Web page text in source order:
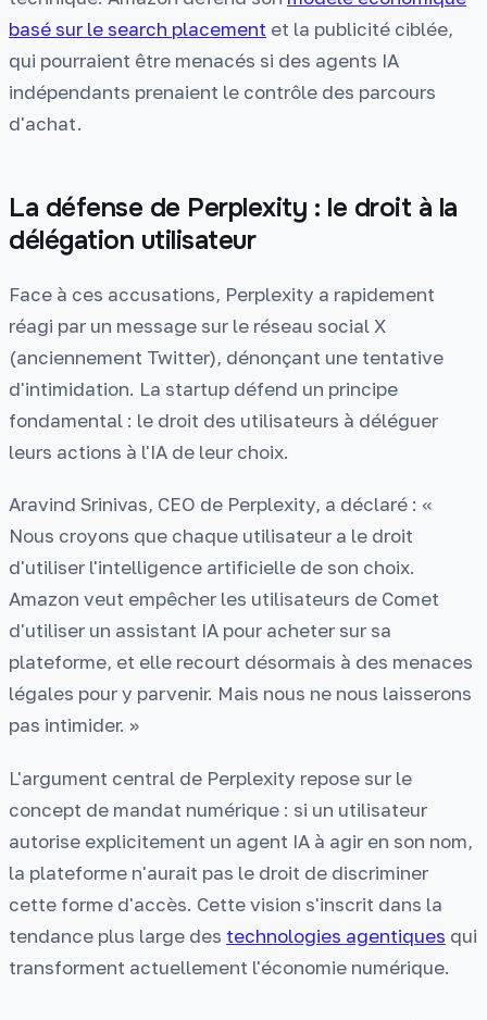
basé sur le search placement et la publicité ciblée,
qui pourraient être menacés si des agents IA
indépendants prenaient le contrôle des parcours
d'achat.
La défense de Perplexity : le droit à la
délégation utilisateur
Face à ces accusations, Perplexity a rapidement
réagi par un message sur le réseau social X
(anciennement Twitter), dénonçant une tentative
d'intimidation. La startup défend un principe
fondamental : le droit des utilisateurs à déléguer
leurs actions à l'IA de leur choix.
Aravind Srinivas, CEO de Perplexity, a déclaré : «
Nous croyons que chaque utilisateur a le droit
d'utiliser l'intelligence artificielle de son choix.
Amazon veut empêcher les utilisateurs de Comet
d'utiliser un assistant IA pour acheter sur sa
plateforme, et elle recourt désormais à des menaces
légales pour y parvenir. Mais nous ne nous laisserons
pas intimider. »
L'argument central de Perplexity repose sur le
concept de mandat numérique : si un utilisateur
autorise explicitement un agent IA à agir en son nom,
la plateforme n'aurait pas le droit de discriminer
cette forme d'accès. Cette vision s'inscrit dans la
tendance plus large des technologies agentiques qui
transforment actuellement l'économie numérique.